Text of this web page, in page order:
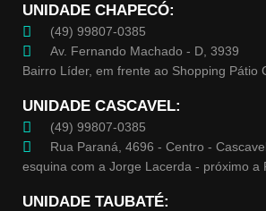
UNIDADE CHAPECÓ:
(49) 99807-0385
Av. Fernando Machado - D, 3939
Bairro Líder, em frente ao Shopping Pátio
UNIDADE CASCAVEL:
(49) 99807-0385
Rua Paraná, 4696 - Centro -
esquina com a Jorge Lacerda - próximo a
UNIDADE TAUBATÉ: